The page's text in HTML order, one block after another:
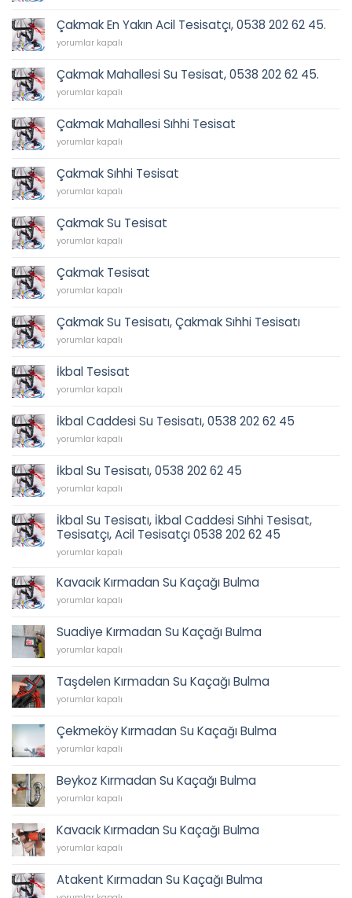
62
45.
için
0538
202
62
için
Çakmak En Yakın Acil Tesisatçı, 0538 202 62 45.
Çakmak
Yakın
Acil
Tesisatçı,
202
62
45.
yorumlar kapalı
Çakmak Mahallesi Su Tesisat, 0538 202 62 45.
Çakmak
Tesisat,
0538
62
45.
için
yorumlar kapalı
Çakmak Mahallesi Sıhhi Tesisat
Çakmak
Sıhhi
Tesisat
için
yorumlar kapalı
Çakmak Sıhhi Tesisat
Çakmak
Tesisat
için
yorumlar kapalı
Çakmak Su Tesisat
Çakmak
Tesisat
için
yorumlar kapalı
Çakmak Tesisat
Çakmak
yorumlar kapalı
Çakmak Su Tesisatı, Çakmak Sıhhi Tesisatı
Çakmak
Tesisatı,
Çakmak
Sıhhi
için
yorumlar kapalı
İkbal Tesisat
İkbal
için
yorumlar kapalı
İkbal Caddesi Su Tesisatı, 0538 202 62 45
İkbal
Su
Tesisatı,
0538
62
45
için
yorumlar kapalı
İkbal Su Tesisatı, 0538 202 62 45
İkbal
Tesisatı,
0538
202
62
için
yorumlar kapalı
İkbal Su Tesisatı, İkbal Caddesi Sıhhi Tesisat,
Tesisatçı, Acil Tesisatçı 0538 202 62 45
İkbal
Tesisatı,
İkbal
Caddesi
Tesisat,
Tesisatçı,
Acil
0538
202
62
için
yorumlar kapalı
Kavacık Kırmadan Su Kaçağı Bulma
Kavacık
Kaçağı
Bulma
yorumlar kapalı
Suadiye Kırmadan Su Kaçağı Bulma
Suadiye
Kaçağı
Bulma
yorumlar kapalı
Taşdelen Kırmadan Su Kaçağı Bulma
Taşdelen
Kaçağı
Bulma
yorumlar kapalı
Çekmeköy Kırmadan Su Kaçağı Bulma
Çekmeköy
Kaçağı
Bulma
yorumlar kapalı
Beykoz Kırmadan Su Kaçağı Bulma
Beykoz
Kaçağı
Bulma
yorumlar kapalı
Kavacık Kırmadan Su Kaçağı Bulma
Kavacık
Kaçağı
yorumlar kapalı
Atakent Kırmadan Su Kaçağı Bulma